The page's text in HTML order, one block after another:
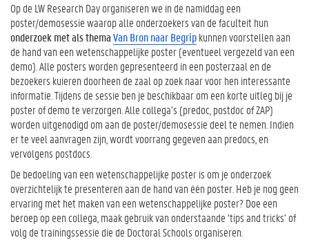
e
g
i
s
t
r
e
e
r
e
p
o
s
t
e
Op de LW Research Day organiseren we in de namiddag een
poster/demosessie waarop alle onderzoekers van de faculteit hun
onderzoek met als themaVan Bron naar Begripkunnen voorstellen aan
de hand van een wetenschappelijke poster (eventueel vergezeld van een
demo). Alle posters worden gepresenteerd in een posterzaal en de
bezoekers kuieren doorheen de zaal op zoek naar voor hen interessante
informatie. Tijdens de sessie ben je beschikbaar om een korte uitleg bij je
poster of demo te verzorgen. Alle collega’s (predoc, postdoc of ZAP)
worden uitgenodigd om aan de poster/demosessie deel te nemen. Indien
er te veel aanvragen zijn, wordt voorrang gegeven aan predocs, en
vervolgens postdocs.
De bedoeling van een wetenschappelijke poster is om je onderzoek
overzichtelijk te presenteren aan de hand van één poster. Heb je nog geen
ervaring met het maken van een wetenschappelijke poster? Doe een
beroep op een collega, maak gebruik van onderstaande ‘tips and tricks’ of
volg de trainingssessie die de Doctoral Schools organiseren.